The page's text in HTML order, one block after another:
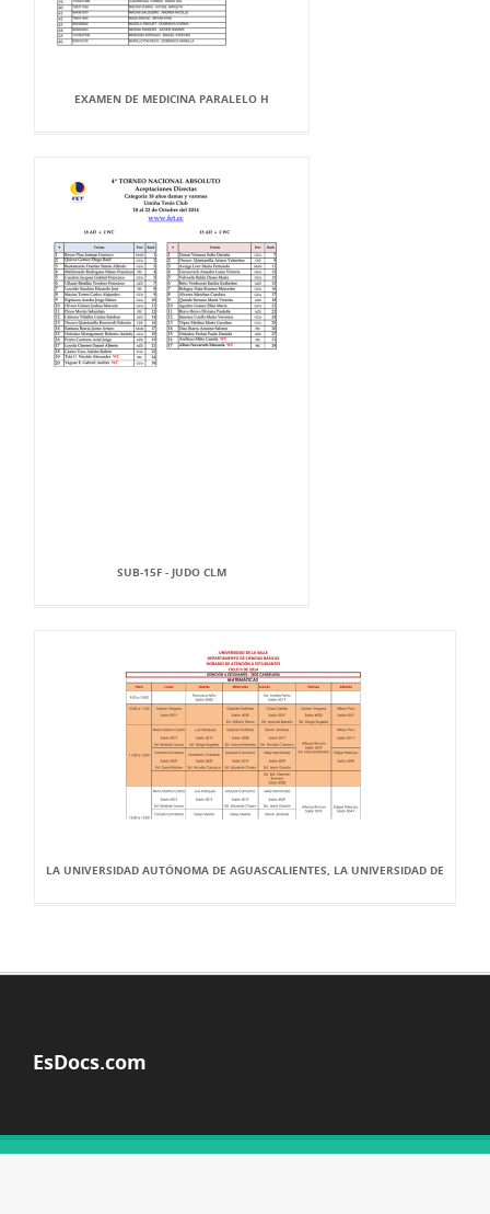
EXAMEN DE MEDICINA PARALELO H
SUB-15F - JUDO CLM
LA UNIVERSIDAD AUTÓNOMA DE AGUASCALIENTES, LA UNIVERSIDAD DE
EsDocs.com